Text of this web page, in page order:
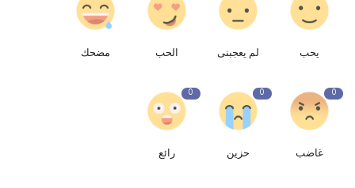
يحب لم يعجبنى الحب مضحك
0
غاضب
0
حزين
0
رائع